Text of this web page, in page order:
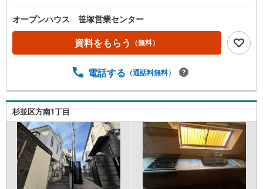
ください！現地を見学される場合は「室内・現地を見学す
る（無料）」ボタンよりご希望の日時をご記入いただけま
すとスムーズにご案内が可能です。◎現地のご案内につい
て・平日や夜遅い時間帯もご案内が可能 ※定休日を除く・
す。・車でご自宅や最寄り駅等、ご指定の場所まで送迎し
相談会 無料物件のご紹介だけでなく住宅ローン・資金の
ご相談、まずは家探しについて話を聞きたいという方も大
歓迎です！年間8000棟以上の限定物件を発表しているオー
プンハウスだから出会える物件が多数ございます。ぜひお
気軽にご連絡・ご相談ください！※限定物件:当社のみ、も
しくは当社を含めた数社でのみご紹介可能なオープンハウ
ス・ディベロップメントの物件
オープンハウス 笹塚営業センター
資料をもらう （無料）
電話する （通話料無料）
杉並区方南1丁目